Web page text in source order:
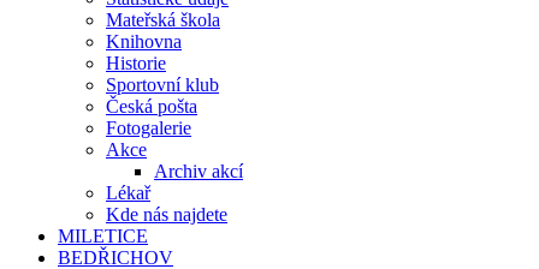
Mateřská škola
Knihovna
Historie
Sportovní klub
Česká pošta
Fotogalerie
Akce
Archiv akcí
Lékař
Kde nás najdete
MILETICE
BEDŘICHOV